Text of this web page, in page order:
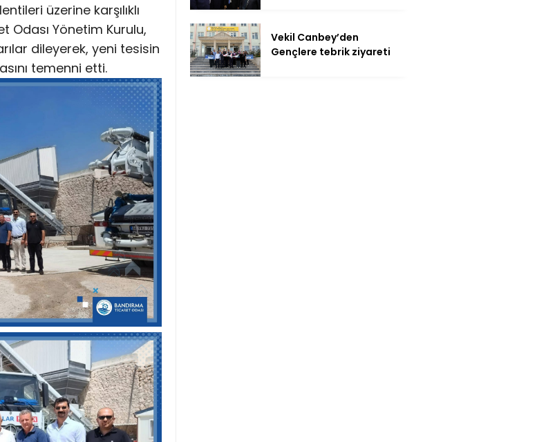
üzerine karşılıklı
Odası Yönetim Kurulu,
dileyerek, yeni tesisin
temenni etti.
Vekil Canbey’den
Gençlere tebrik ziyareti